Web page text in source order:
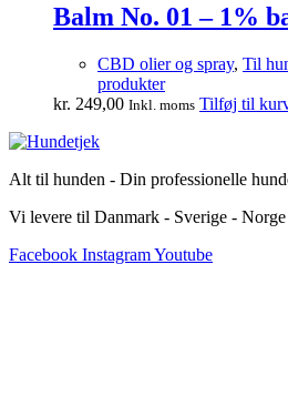
Balm No. 01 – 1%
CBD olier og spray, Til
produkter
kr. 249,00 Inkl. moms Tilføj til
Alt til hunden - Din professionelle
Vi levere til Danmark - Sverige - Norge
Facebook InstagramYoutube